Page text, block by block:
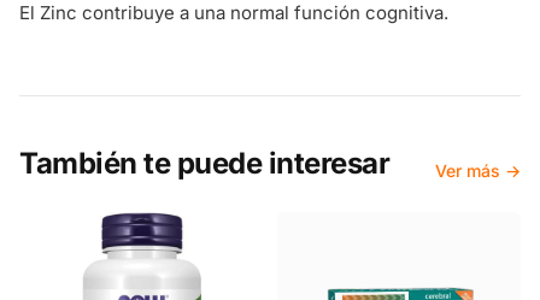
El Zinc contribuye a una normal función cognitiva.
También te puede interesar Ver más →